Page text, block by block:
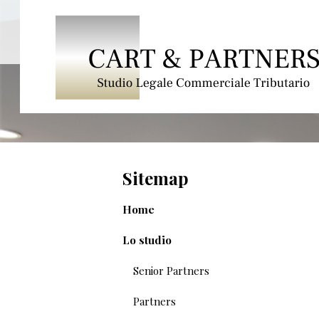
Sitemap
Home
Lo studio
Senior Partners
Partners